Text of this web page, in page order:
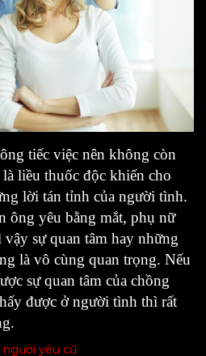
tiếc việc nên không còn
liều thuốc độc khiến cho
lời tán tỉnh của người tình.
ông yêu bằng mắt, phụ nữ
sự quan tâm hay những
là vô cùng quan trọng. Nếu
sự quan tâm của chồng
được ở người tình thì rất
yêu cũ